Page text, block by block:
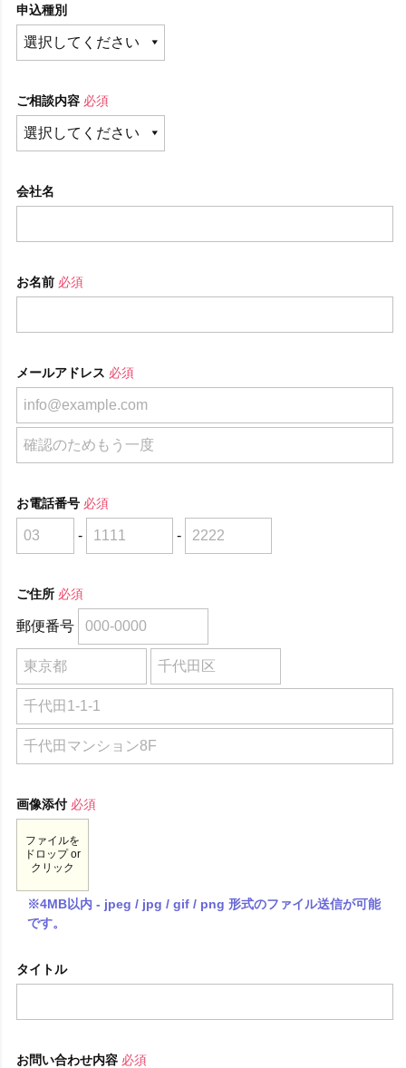
申込種別
ご相談内容 必須
会社名
お名前 必須
メールアドレス 必須
お電話番号 必須
- -
ご住所 必須
郵便番号
画像添付 必須
ファイルを
ドロップ or
クリック
※4MB以内 - jpeg / jpg / gif / png 形式のファイル送信が可能
です。
タイトル
お問い合わせ内容 必須